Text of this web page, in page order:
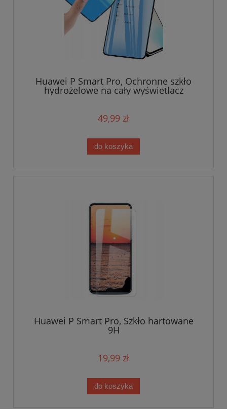
Huawei P Smart Pro, Ochronne szkło
hydrożelowe na cały wyświetlacz
49,99 zł
do koszyka
Huawei P Smart Pro, Szkło hartowane
9H
19,99 zł
do koszyka